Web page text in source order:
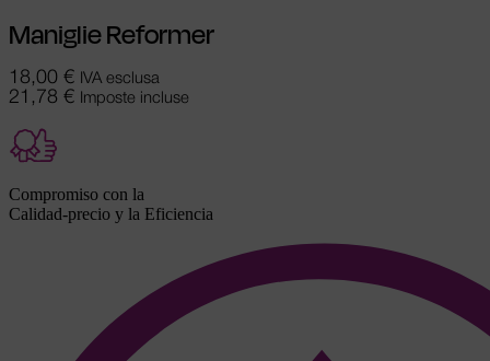
Maniglie Reformer
18,00 € IVA esclusa
21,78 € Imposte incluse
Compromiso con la
Calidad-precio y la Eficiencia